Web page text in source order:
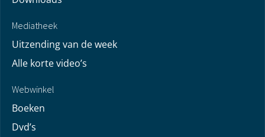
Mediatheek
Uitzending van de week
Alle korte video’s
Webwinkel
Boeken
Dvd’s